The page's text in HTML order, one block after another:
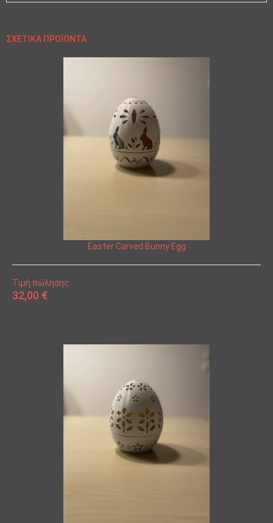
ΣΧΕΤΙΚΆ ΠΡΟΪΌΝΤΑ
Easter Carved Bunny Egg
Τιμή πώλησης:
32,00 €